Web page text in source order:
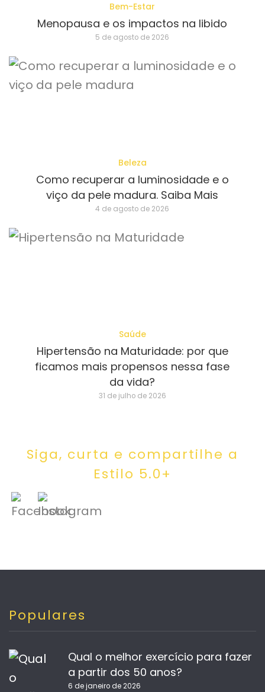
Bem-Estar
Menopausa e os impactos na libido
5 de agosto de 2026
Beleza
Como recuperar a luminosidade e o
viço da pele madura. Saiba Mais
4 de agosto de 2026
Saúde
Hipertensão na Maturidade: por que
ficamos mais propensos nessa fase
da vida?
31 de julho de 2026
Siga, curta e compartilhe a
Estilo 5.0+
Populares
Qual o melhor exercício para fazer
a partir dos 50 anos?
6 de janeiro de 2026